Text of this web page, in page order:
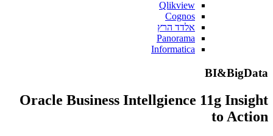
Qlikview
Cognos
אלדד הרץ
Panorama
Informatica
BI&BigData
Oracle Business Intellgience 11g Insight
to Action